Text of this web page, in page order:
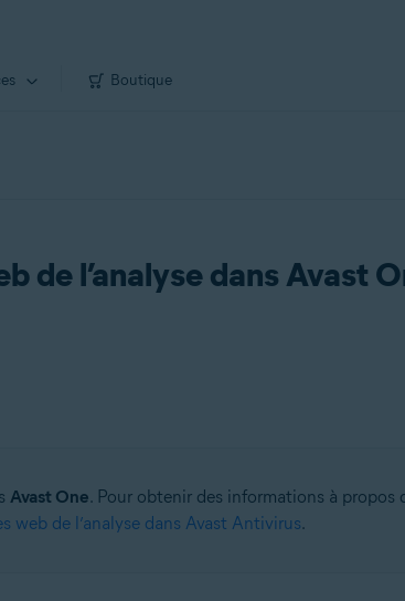
Boutique
de l’analyse dans Avast
Avast One. Pour obtenir des informations à propos
web de l’analyse dans Avast Antivirus.